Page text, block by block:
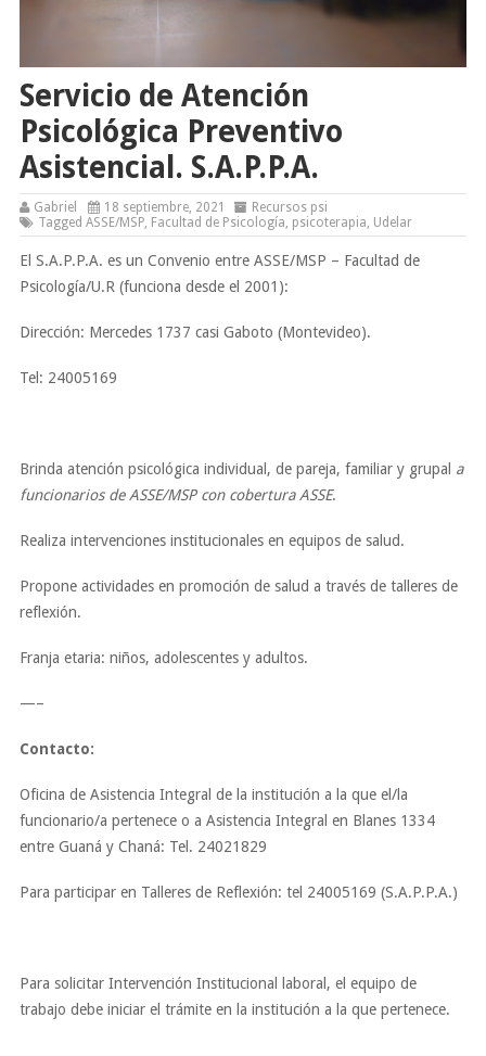
Servicio de Atención
Psicológica Preventivo
Asistencial. S.A.P.P.A.
Gabriel 18 septiembre, 2021
Recursos psi
Tagged ASSE/MSP, Facultad de Psicología, psicoterapia, Udelar
El S.A.P.P.A. es un Convenio entre ASSE/MSP – Facultad de
Psicología/U.R (funciona desde el 2001):
Dirección: Mercedes 1737 casi Gaboto (Montevideo).
Tel: 24005169
Brinda atención psicológica individual, de pareja, familiar y grupal a
funcionarios de ASSE/MSP con cobertura ASSE.
Realiza intervenciones institucionales en equipos de salud.
Propone actividades en promoción de salud a través de talleres de
reflexión.
Franja etaria: niños, adolescentes y adultos.
—–
Contacto:
Oficina de Asistencia Integral de la institución a la que el/la
funcionario/a pertenece o a Asistencia Integral en Blanes 1334
entre Guaná y Chaná: Tel. 24021829
Para participar en Talleres de Reflexión: tel 24005169 (S.A.P.P.A.)
Para solicitar Intervención Institucional laboral, el equipo de
trabajo debe iniciar el trámite en la institución a la que pertenece.